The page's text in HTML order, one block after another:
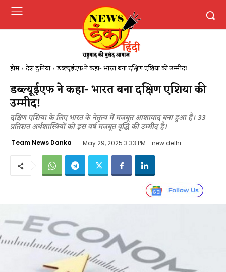
होम देश दुनिया डब्ल्यूईएफ ने कहा- भारत बना दक्षिण एशिया की उम्मीद!
डब्ल्यूईएफ ने कहा- भारत बना दक्षिण एशिया की
उम्मीद!
दक्षिण एशिया के लिए भारत के नेतृत्व में मजबूत आशावाद बना हुआ है। 33
प्रतिशत अर्थशास्त्रियों को इस वर्ष मजबूत वृद्धि की उम्मीद है।
Team News Danka May 29, 2025 3:33 PM new delhi